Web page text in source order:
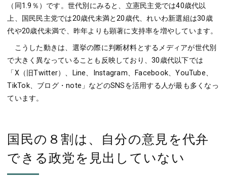
（同1.9％）です。世代別にみると、立憲民主党では40歳代以
上、国民民主党では20歳代未満と20歳代、れいわ新選組は30歳
代や20歳代未満で、昨年よりも顕著に支持率を増やしています。
こうした動きは、選挙の際に判断材料とするメディアが世代別
で大きく異なっていることも反映しており、30歳代以下では
「X（旧Twitter）、Line、Instagram、Facebook、YouTube、
TikTok、ブログ・note」などのSNSを活用する人が最も多くなっ
ています。
国民の８割は、自分の意見を代弁
できる政党を見出していない